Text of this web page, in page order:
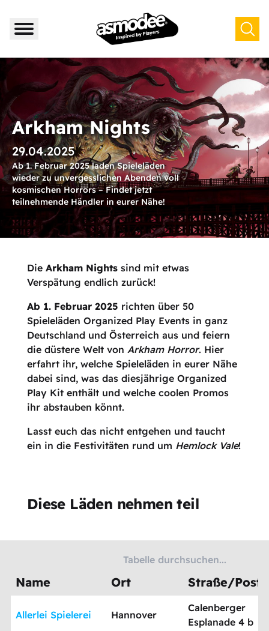
Arkham Nights
29.04.2025
Ab 1. Februar 2025 laden Spieleläden
wieder zu unvergesslichen Abenden voll
kosmischen Horrors – Findet jetzt
teilnehmende Händler in eurer Nähe!
Die Arkham Nightssind mit etwas
Verspätung endlich zurück!
Ab 1. Februar 2025 richten über 50
Spieleläden Organized Play Events in ganz
Deutschland und Österreich aus und feiern
die düstere Welt von Arkham Horror. Hier
erfahrt ihr, welche Spieleläden in eurer Nähe
dabei sind, was das diesjährige Organized
Play Kit enthält und welche coolen Promos
ihr abstauben könnt.
Lasst euch das nicht entgehen und taucht
ein in die Festivitäten rund um Hemlock Vale!
Diese Läden nehmen teil
Name Ort Straße/
Allerlei Spielerei Hannover
Calenberger
Esplanade 4 b